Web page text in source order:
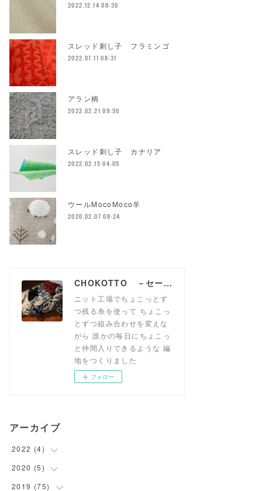
2022.12.14 08:30
スレッド刺し子 フラミンゴ
2022.07.11 08:31
アラン柄
2022.02.21 09:50
スレッド刺し子 カナリア
2022.02.15 04:05
ウールMocoMoco羊
2020.02.07 08:24
CHOKOTTO －セーターみたいなニット生地、おいてます－
ニット工場でちょこっとず
つ残る糸を使って ちょこっ
とずつ組み合わせを変えな
がら 誰かの毎日にちょこっ
と仲間入りできるような 編
地をつくりました
フォロー
アーカイブ
2022 (4)
(1
(1)
2020 (5)
(5)
2019 (75)